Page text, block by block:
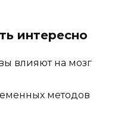
интересно
влияют на мозг
методов